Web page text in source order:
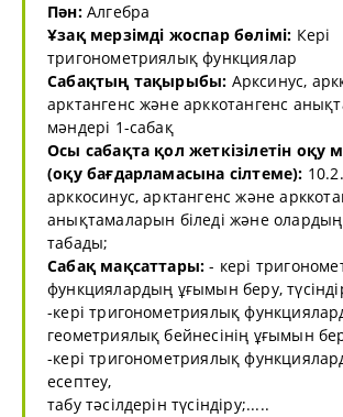
Пән:Алгебра
Ұзақ мерзімді жоспар бөлімі: Кері
тригонометриялық функциялар
Сабақтың тақырыбы: Арксинус,
арктангенс және арккотангенс
мәндері 1-сабақ
Осы сабақта қол жеткізілетін оқу
(оқу бағдарламасына сілтеме):
арккосинус, арктангенс және
анықтамаларын біледі және
табады;
Сабақ мақсаттары: - кері
функциялардың ұғымын беру,
-кері тригонометриялық
геометриялық бейнесінің ұғымын
-кері тригонометриялық
есептеу,
табу тәсілдерін түсіндіру;.....